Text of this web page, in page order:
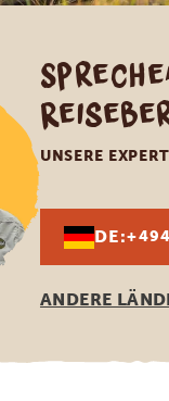
UNSERE
DE:
ANDERE